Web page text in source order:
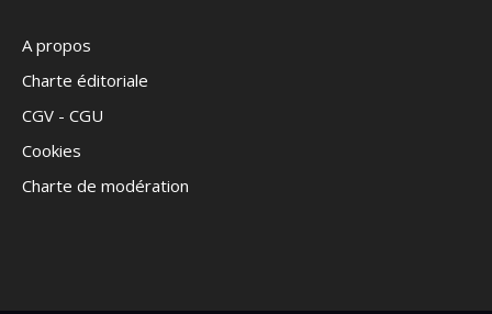
A propos
Charte éditoriale
CGV - CGU
Cookies
Charte de modération